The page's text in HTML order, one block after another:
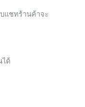
แชทร้านค้าจะ
ได้